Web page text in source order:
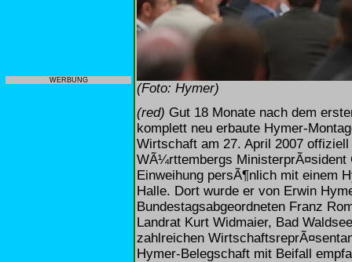
WERBUNG
(Foto: Hymer)
(red) Gut 18 Monate nach dem
komplett neu erbaute Hymer-
Wirtschaft am 27. April 2007
WÃ¼rttembergs
Einweihung persÃ¶nlich mit einem
Halle. Dort wurde er von Erwin
Bundestagsabgeordneten Franz
Landrat Kurt Widmaier, Bad
zahlreichen
Hymer-Belegschaft mit Beifall